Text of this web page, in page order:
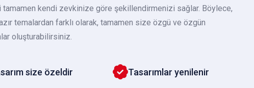
kendi zevkinize göre şekillendirmenizi sağlar. Böylece,
temalardan farklı olarak, tamamen size özgü ve özgün
oluşturabilirsiniz.
size özeldir Tasarımlar yenilenir